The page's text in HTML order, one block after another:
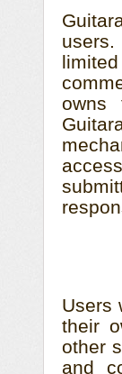
owns
Users
their
other
and